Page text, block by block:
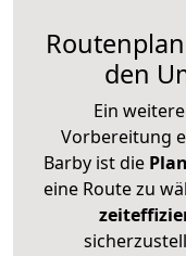
den
Ein
Vorbereitung
Barby ist die
eine Route zu